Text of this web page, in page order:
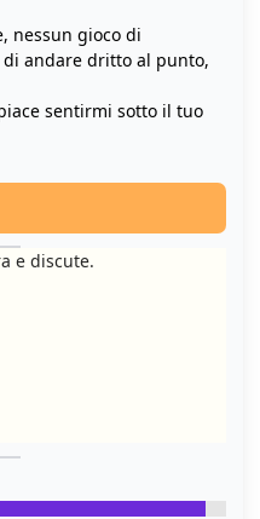
nessun gioco di
di andare dritto al punto,
sentirmi sotto il tuo